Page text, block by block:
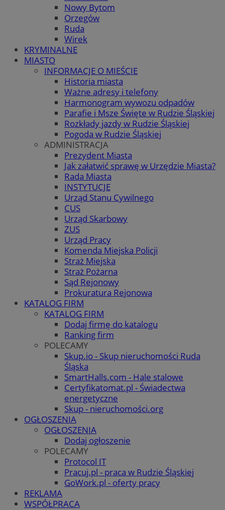
Nowy Bytom
Orzegów
Ruda
Wirek
KRYMINALNE
MIASTO
INFORMACJE O MIEŚCIE
Historia miasta
Ważne adresy i telefony
Harmonogram wywozu odpadów
Parafie i Msze Święte w Rudzie Śląskiej
Rozkłady jazdy w Rudzie Śląskiej
Pogoda w Rudzie Śląskiej
ADMINISTRACJA
Prezydent Miasta
Jak załatwić sprawę w Urzędzie Miasta?
Rada Miasta
INSTYTUCJE
Urząd Stanu Cywilnego
CUS
Urząd Skarbowy
ZUS
Urząd Pracy
Komenda Miejska Policji
Straż Miejska
Straż Pożarna
Sąd Rejonowy
Prokuratura Rejonowa
KATALOG FIRM
KATALOG FIRM
Dodaj firmę do katalogu
Ranking firm
POLECAMY
Skup.io - Skup nieruchomości Ruda
Śląska
SmartHalls.com - Hale stalowe
Certyfikatomat.pl - Świadectwa
energetyczne
Skup - nieruchomości.org
OGŁOSZENIA
OGŁOSZENIA
Dodaj ogłoszenie
POLECAMY
Protocol IT
Pracuj.pl - praca w Rudzie Śląskiej
GoWork.pl - oferty pracy
REKLAMA
WSPÓŁPRACA